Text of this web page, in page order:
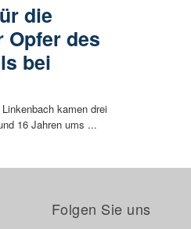
die
Opfer des
bei
kamen drei
16 Jahren ums ...
Folgen Sie uns